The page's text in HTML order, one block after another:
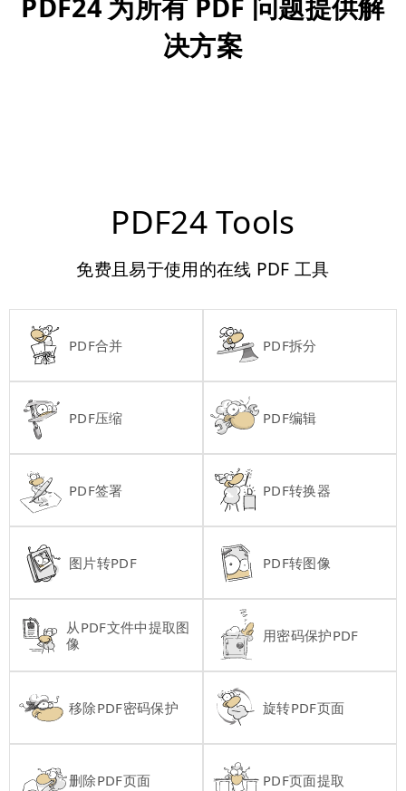
决方案
PDF24 Tools
免费且易于使用的在线 PDF 工具
PDF合并 PDF拆分
PDF压缩 PDF编辑
PDF签署 PDF转换器
图片转PDF PDF转图像
从PDF文件中提取图
像
用密码保护PDF
移除PDF密码保护 旋转PDF页面
删除PDF页面 PDF页面提取